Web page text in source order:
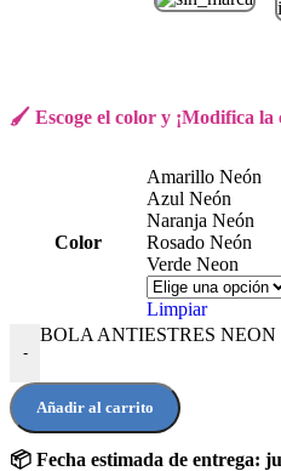
🖌️ Escoge el color y ¡Modifica la
Color
Amarillo Neón
Azul Neón
Naranja Neón
Rosado Neón
Verde Neon
Limpiar
-
BOLA ANTIESTRES NEON
Añadir al carrito
📦 Fecha estimada de entrega: